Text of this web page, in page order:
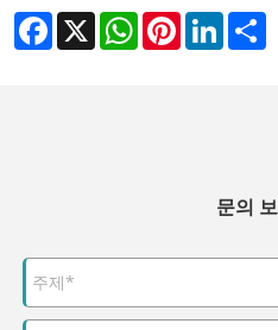
Facebook
X WhatsAppPinterest
문의